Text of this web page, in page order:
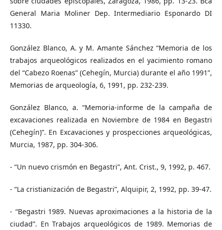
General Maria Moliner Dep. Intermediario Esponardo DI
11330.
González Blanco, A. y M. Amante Sánchez “Memoria de los
trabajos arqueológicos realizados en el yacimiento romano
del “Cabezo Roenas” (Cehegín, Murcia) durante el año 1991”,
Memorias de arqueología, 6, 1991, pp. 232-239.
González Blanco, a. “Memoria-informe de la campaña de
excavaciones realizada en Noviembre de 1984 en Begastri
(Cehegín)”. En Excavaciones y prospecciones arqueológicas,
Murcia, 1987, pp. 304-306.
- “Un nuevo crismón en Begastri”, Ant. Crist., 9, 1992, p. 467.
- “La cristianización de Begastri”, Alquipir, 2, 1992, pp. 39-47.
- “Begastri 1989. Nuevas aproximaciones a la historia de la
ciudad”. En Trabajos arqueológicos de 1989. Memorias de